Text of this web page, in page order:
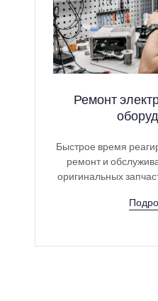
Ремонт
Быстрое время
ремонт и
оригинальных